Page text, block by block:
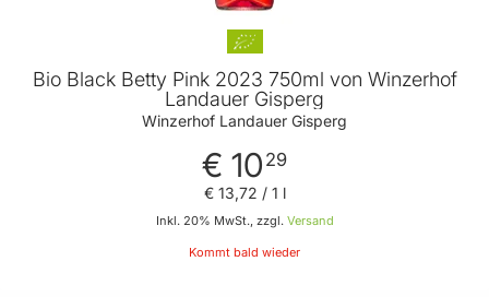
Bio Black Betty Pink 2023 750ml von Winzerhof
Landauer Gisperg
Winzerhof Landauer Gisperg
€ 10 29
Inkl. 20% MwSt., zzgl. Versand
€ 13,72 / 1 l
Kommt bald wieder